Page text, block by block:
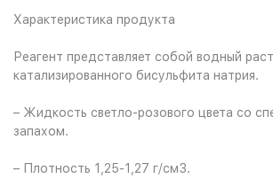
Характеристика продукта
Реагент представляет собой водный
катализированного бисульфита натрия.
– Жидкость светло-розового цвета со
запахом.
– Плотность 1,25-1,27 г/см3.